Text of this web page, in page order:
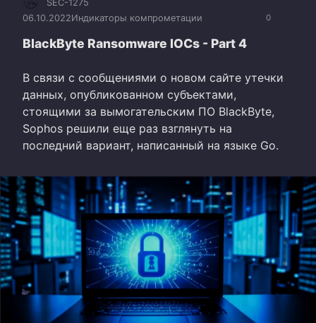
0
SEC-1275
06.10.2022Индикаторы компрометации
BlackByte Ransomware IOCs - Part 4
В связи с сообщениями о новом сайте утечки
данных, опубликованном субъектами,
стоящими за вымогательским ПО BlackByte,
Sophos решили еще раз взглянуть на
последний вариант, написанный на языке Go.